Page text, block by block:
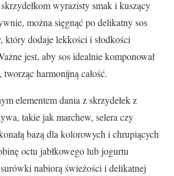
wyrazisty smak i kuszący
można sięgnąć po delikatny sos
który dodaje lekkości i słodkości
jest, aby sos idealnie komponował
harmonijną całość.
elementem dania z skrzydełek z
takie jak marchew, selera czy
bazą dla kolorowych i chrupiących
octu jabłkowego lub jogurtu
nabiorą świeżości i delikatnej